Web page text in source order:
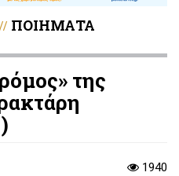
// ΠΟΙΗΜΑΤΑ
της
1940